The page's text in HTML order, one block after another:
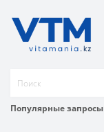
Популярные запросы